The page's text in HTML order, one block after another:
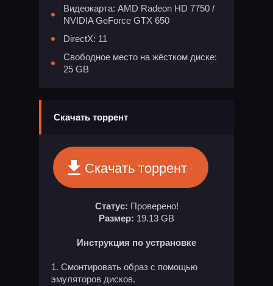
Видеокарта: AMD Radeon HD 7750 /
NVIDIA GeForce GTX 650
DirectX: 11
Свободное место на жёстком диске:
25 GB
Скачать торрент
Скачать торрент
Статус: Проверено!
Размер: 19.13 GB
Инструкция по устрановке
Смонтировать образ с помощью
эмуляторов дисков.